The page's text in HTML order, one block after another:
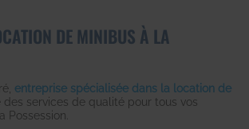
DE MINIBUS À LA
entreprise spécialisée dans la location de
des services de qualité pour tous vos
Possession.